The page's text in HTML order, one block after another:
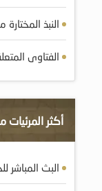
النبذ
الفتاوى
أكثر
البث المباشر